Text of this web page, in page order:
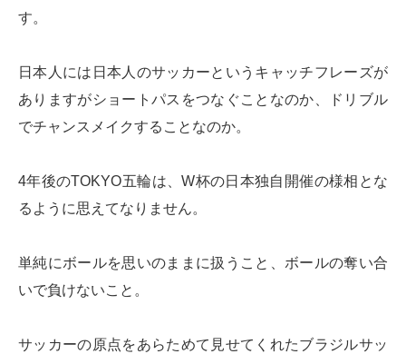
す。
日本人には日本人のサッカーというキャッチフレーズが
ありますがショートパスをつなぐことなのか、ドリブル
でチャンスメイクすることなのか。
4年後のTOKYO五輪は、W杯の日本独自開催の様相とな
るように思えてなりません。
単純にボールを思いのままに扱うこと、ボールの奪い合
いで負けないこと。
サッカーの原点をあらためて見せてくれたブラジルサッ